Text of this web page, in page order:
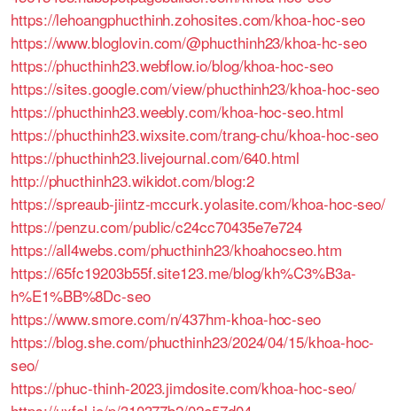
https://lehoangphucthinh.zohosites.com/khoa-hoc-seo
https://www.bloglovin.com/@phucthinh23/khoa-hc-seo
https://phucthinh23.webflow.io/blog/khoa-hoc-seo
https://sites.google.com/view/phucthinh23/khoa-hoc-seo
https://phucthinh23.weebly.com/khoa-hoc-seo.html
https://phucthinh23.wixsite.com/trang-chu/khoa-hoc-seo
https://phucthinh23.livejournal.com/640.html
http://phucthinh23.wikidot.com/blog:2
https://spreaub-jiintz-mccurk.yolasite.com/khoa-hoc-seo/
https://penzu.com/public/c24cc70435e7e724
https://all4webs.com/phucthinh23/khoahocseo.htm
https://65fc19203b55f.site123.me/blog/kh%C3%B3a-
h%E1%BB%8Dc-seo
https://www.smore.com/n/437hm-khoa-hoc-seo
https://blog.she.com/phucthinh23/2024/04/15/khoa-hoc-
seo/
https://phuc-thinh-2023.jimdosite.com/khoa-hoc-seo/